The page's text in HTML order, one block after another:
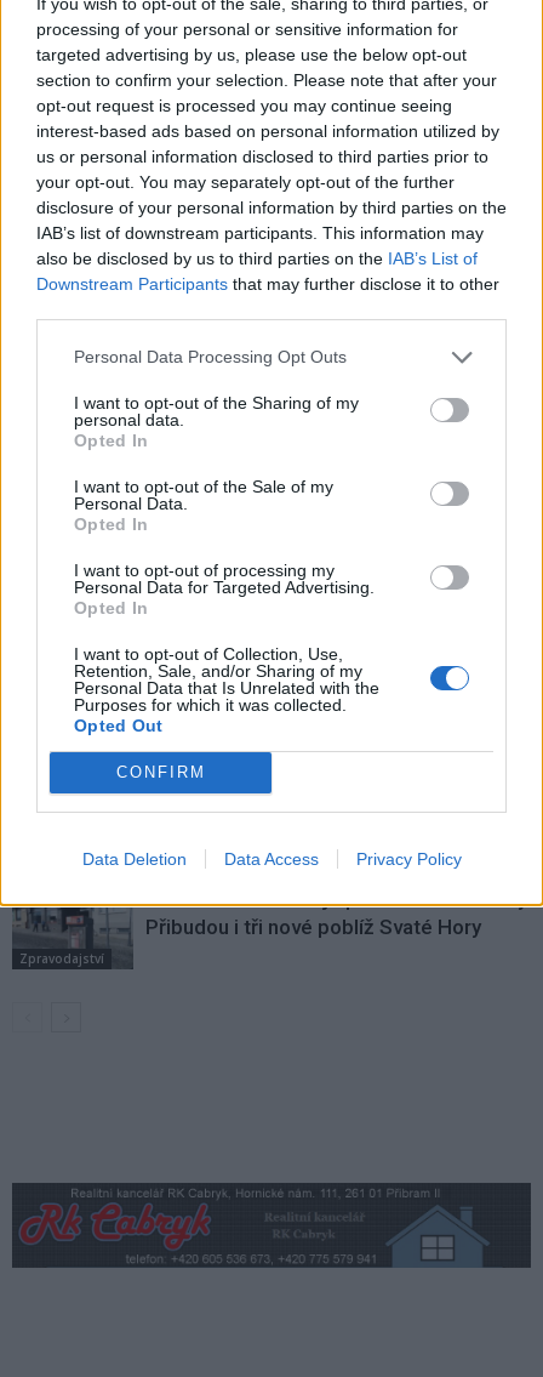
processing of your personal or sensitive information for
targeted advertising by us, please use the below opt-out
section to confirm your selection. Please note that after your
opt-out request is processed you may continue seeing
interest-based ads based on personal information utilized by
us or personal information disclosed to third parties prior to
your opt-out. You may separately opt-out of the further
disclosure of your personal information by third parties on the
IAB’s list of downstream participants. This information may
also be disclosed by us to third parties on the IAB’s List of
Downstream Participants that may further disclose it to other
Personal Data Processing Opt Outs
I want to opt-out of the Sharing of my
personal data.
Opted In
I want to opt-out of the Sale of my
Personal Data.
Opted In
I want to opt-out of processing my
Personal Data for Targeted Advertising.
Opted In
I want to opt-out of Collection, Use,
Retention, Sale, and/or Sharing of my
Personal Data that Is Unrelated with the
Purposes for which it was collected.
Opted Out
CONFIRM
Data Deletion Data Access Privacy Policy
Komentáře
Jan Konvalinka Jiráskovy sady občerstvení
Příbram
stánek
toalety Vladimír Karpíšek
Předchozí článek
v loňském roce poklesla
Následující článek
láká na divadlo, kino, ples i sport
SOUVISEJÍCÍ ČLÁNKY
VÍCE OD AUTORA
Zpravodajství
Svatá Hora rozšířila počet bohoslužeb.
Připomíná také ničivý požár z roku 1978
Většina koupališť na Příbramsku nabízí
výborné podmínky. Horší voda je jen na
Zpravodajství
Příbram modernizuje parkovací automaty.
Přibudou i tři nové poblíž Svaté Hory